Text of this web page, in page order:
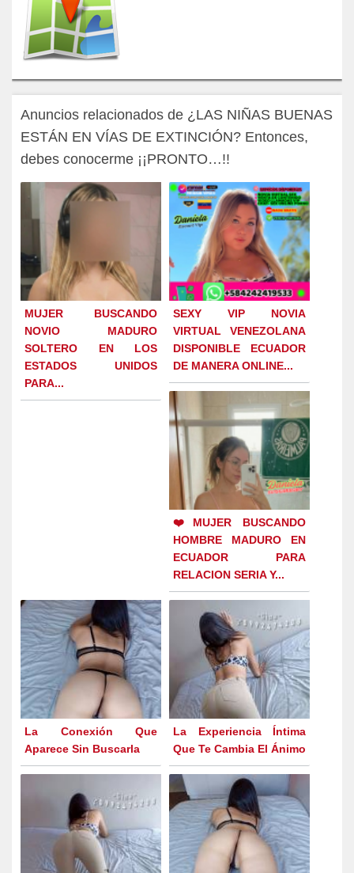
Anuncios relacionados de ¿LAS NIÑAS BUENAS
ESTÁN EN VÍAS DE EXTINCIÓN? Entonces,
debes conocerme ¡¡PRONTO…!!
MUJER BUSCANDO
NOVIO MADURO
SOLTERO EN LOS
ESTADOS UNIDOS
PARA...
SEXY VIP NOVIA
VIRTUAL VENEZOLANA
DISPONIBLE ECUADOR
DE MANERA ONLINE...
❤️MUJER BUSCANDO
HOMBRE MADURO EN
ECUADOR PARA
RELACION SERIA Y...
La Conexión Que
Aparece Sin Buscarla
La Experiencia Íntima
Que Te Cambia El Ánimo